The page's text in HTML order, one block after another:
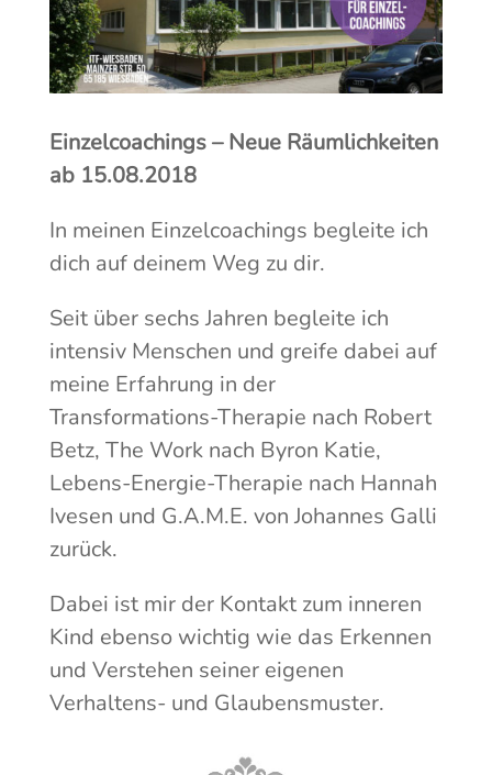
Einzelcoachings – Neue Räumlichkeiten
ab 15.08.2018
In meinen Einzelcoachings begleite ich
dich auf deinem Weg zu dir.
Seit über sechs Jahren begleite ich
intensiv Menschen und greife dabei auf
meine Erfahrung in der
Transformations-Therapie nach Robert
Betz, The Work nach Byron Katie,
Lebens-Energie-Therapie nach Hannah
Ivesen und G.A.M.E. von Johannes Galli
zurück.
Dabei ist mir der Kontakt zum inneren
Kind ebenso wichtig wie das Erkennen
und Verstehen seiner eigenen
Verhaltens- und Glaubensmuster.